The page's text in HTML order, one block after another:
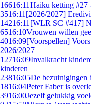
16616:11Haiku ketting #27
3516:11 [2026/2027]
14216:11 [WLR SC #417]
6516:10Vrouwen willen
4016:09[Voorspellen]
2026/2027
12716:09Invalkracht
kinderen
23816:05De bezuinigingen
1816:04Peter Faber is
3916:00Jezelf gelukkig